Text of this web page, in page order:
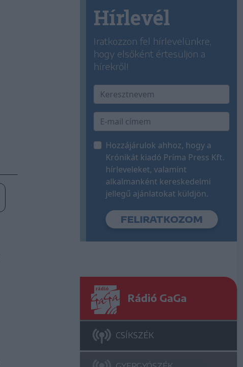
Hírlevél
Iratkozzon fel hírlevelünkre,
hogy elsőként értesüljön a
hírekről!
Hozzájárulok ahhoz, hogy a
Krónikát kiadó Príma Press Kft.
hírleveleket, valamint
alkalmanként kereskedelmi
jellegű ajánlatokat küldjön.
Rádió GaGa
CSÍKSZÉK